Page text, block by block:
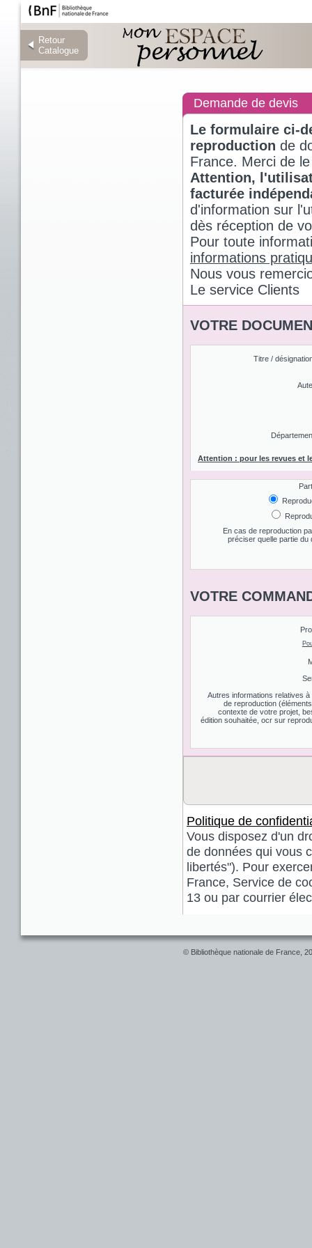
Retour
Catalogue
Retour
Catalogue
Demande de devis
Le formulaire ci-
reproduction de
France. Merci de
Attention,
facturée
d'information sur
dès réception de
Pour toute
informations
Nous vous
Le service Clients
VOTRE
Titre /
Attention : pour les revues et
En cas de reproduction
préciser quelle partie du
VOTRE
Autres informations relatives
de reproduction
contexte de votre projet,
édition souhaitée, ocr sur
Politique de
Vous disposez d'un
de données qui vous
libertés"). Pour
France, Service de
13 ou par courrier
© Bibliothèque nationale de France,